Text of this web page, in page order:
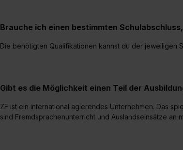
Brauche ich einen bestimmten
Die benötigten Qualifikationen kannst du der jeweiligen
Gibt es die Möglichkeit einen Teil der
ZF ist ein international agierendes Unternehmen. Das
sind Fremdsprachenunterricht und Auslandseinsätze an